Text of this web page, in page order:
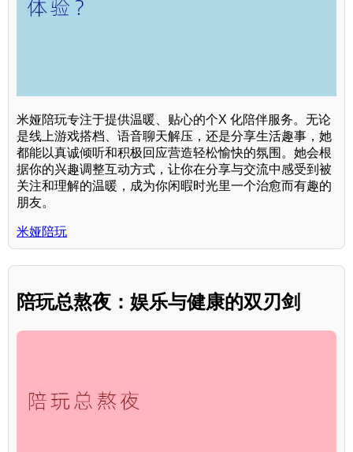
米娅陪玩专注于提供温暖、贴心的个X 化陪伴服务。无论
是线上游戏搭档、语音聊天解压，还是分享生活趣事，她
都能以真诚倾听和积极回应营造轻松愉快的氛围。她会根
据你的兴趣调整互动方式，让你在分享与交流中感受到被
关注和理解的温暖，成为你闲暇时光里一个治愈而有趣的
朋友。
米娅陪玩
陪玩总熬夜：娱乐与健康的双刃剑